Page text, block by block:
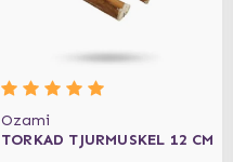
Ozami
TORKAD TJURMUSKEL 12 CM